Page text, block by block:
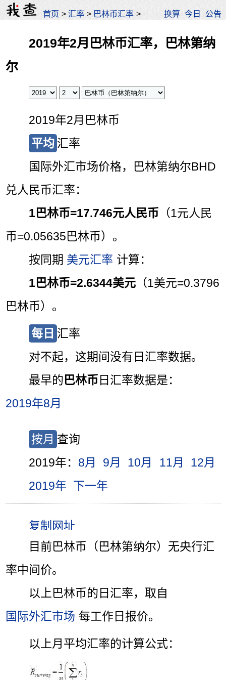
首页 >汇率 > 巴林币汇率 > 换算 今日 公告
2019年2月巴林币汇率，巴林第纳
尔
2019年2月巴林币
平均 汇率
国际外汇市场价格，巴林第纳尔BHD
兑人民币汇率：
1巴林币=17.746元人民币 （1元人民
币=0.05635巴林币）。
按同期 美元汇率 计算：
1巴林币=2.6344美元 （1美元=0.3796
巴林币）。
每日 汇率
对不起，这期间没有日汇率数据。
最早的 巴林币 日汇率数据是：
2019年8月
按月 查询
2019年： 8月 9月 10月 11月
12月
2019年 下一年
目前巴林币（巴林第纳尔）无央行汇
率中间价。
以上巴林币的日汇率，取自
国际外汇市场 每工作日报价。
以上月平均汇率的计算公式：